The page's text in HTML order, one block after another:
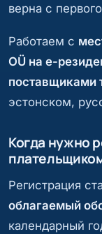
верна с
Работаем с
OÜ на е-
поставщиками
эстонском,
Когда нужно
Регистрация
облагаемый
календарный